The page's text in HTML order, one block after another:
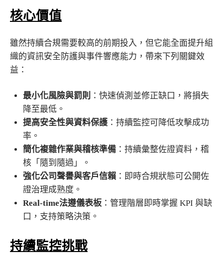
核心價值
雖然持續合規需要較高的前期投入，但它能全面提升組
織的資訊安全防護與事件響應能力，帶來下列關鍵效
益：
最小化風險與罰則
：快速偵測並修正缺口，將損失
降至最低。
提高安全性與資料保護：持續監控可降低攻擊成功
率。
簡化複雜作業與稽核準備：持續彙整佐證資料，稽
核「隨到隨過」。
強化公司聲譽與客戶信賴：即時合規狀態可公開佐
證治理成熟度。
Real-time法遵儀表板：管理階層即時掌握 KPI 與缺
口，支持策略決策。
持續監控挑戰